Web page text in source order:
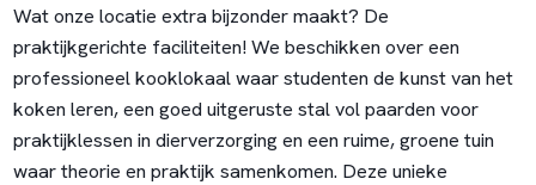
Wat onze locatie extra bijzonder maakt? De
praktijkgerichte faciliteiten! We beschikken over een
professioneel kooklokaal waar studenten de kunst van het
koken leren, een goed uitgeruste stal vol paarden voor
praktijklessen in dierverzorging en een ruime, groene tuin
waar theorie en praktijk samenkomen. Deze unieke